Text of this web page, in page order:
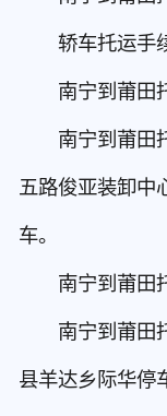
轿车托运手续
南宁到莆田托
南宁到莆田托
五路俊亚装卸中
车。
南宁到莆田托
南宁到莆田托
县羊达乡际华停